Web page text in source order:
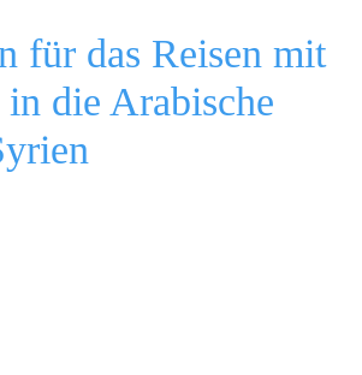
für das Reisen mit
die Arabische